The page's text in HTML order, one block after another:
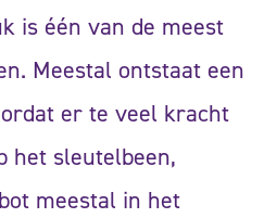
is één van de meest
Meestal ontstaat een
er te veel kracht
het sleutelbeen,
meestal in het